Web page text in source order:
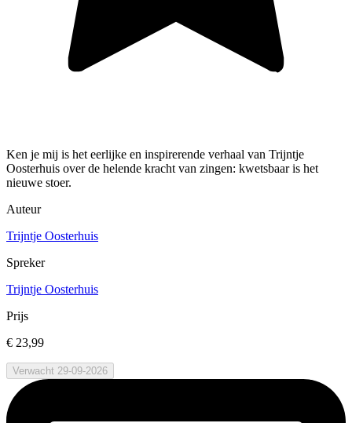
Ken je mij is het eerlijke en inspirerende verhaal van Trijntje
Oosterhuis over de helende kracht van zingen: kwetsbaar is het
nieuwe stoer.
Auteur
Trijntje Oosterhuis
Spreker
Trijntje Oosterhuis
Prijs
€ 23,99
Verwacht 29-09-2026